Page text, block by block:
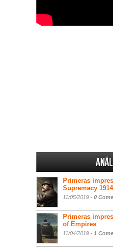
Primeras
Supremacy 1914
11/05/2019 - 0
Primeras
of Empires
11/04/2019 - 1